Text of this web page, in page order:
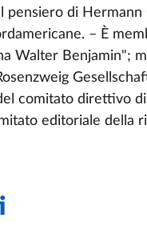
pensiero di
– È
Walter Benjamin";
comitato direttivo
editoriale della